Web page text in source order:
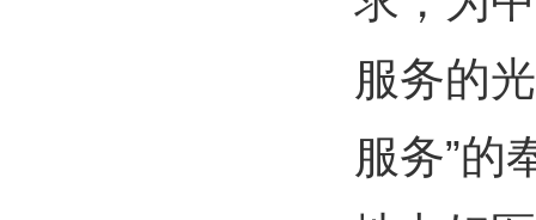
服务的
服务”的